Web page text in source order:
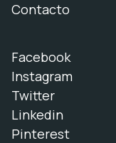
Contacto
Facebook
Instagram
Twitter
Linkedin
Pinterest